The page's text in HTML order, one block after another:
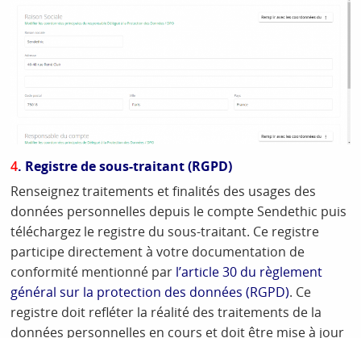
4. Registre de sous-traitant (RGPD)
Renseignez traitements et finalités des usages des
données personnelles depuis le compte Sendethic puis
téléchargez le registre du sous-traitant. Ce registre
participe directement à votre documentation de
conformité mentionné par l’article 30 du règlement
général sur la protection des données (RGPD). Ce
registre doit refléter la réalité des traitements de la
données personnelles en cours et doit être mise à jour